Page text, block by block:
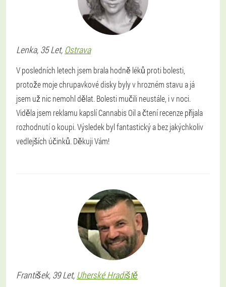
Lenka, 35 Let, Ostrava
V posledních letech jsem brala hodně léků proti bolesti,
protože moje chrupavkové disky byly v hrozném stavu a já
jsem už nic nemohl dělat. Bolesti mučili neustále, i v noci.
Viděla jsem reklamu kapslí Cannabis Oil a čtení recenze přijala
rozhodnutí o koupi. Výsledek byl fantastický a bez jakýchkoliv
vedlejších účinků. Děkuji Vám!
František, 39 Let, Uherské Hradiště